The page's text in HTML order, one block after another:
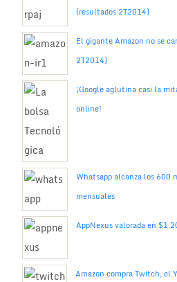
(resultados 2T2014)
El gigante Amazon no se
2T2014)
¡Google aglutina casi la
online!
Whatsapp alcanza los 600
mensuales
AppNexus valorada en
Amazon compra Twitch, el